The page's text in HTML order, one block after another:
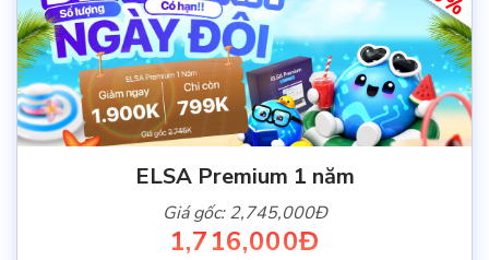
ELSA Premium 1 năm
Giá gốc: 2,745,000Đ
1,716,000Đ